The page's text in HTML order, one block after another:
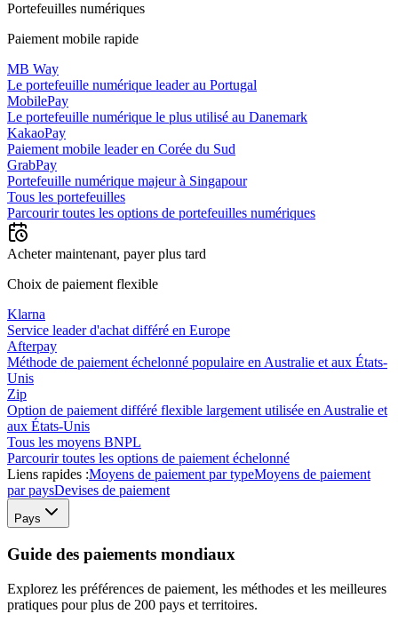
Portefeuilles numériques
Paiement mobile rapide
MB Way
Le portefeuille numérique leader au Portugal
MobilePay
Le portefeuille numérique le plus utilisé au Danemark
KakaoPay
Paiement mobile leader en Corée du Sud
GrabPay
Portefeuille numérique majeur à Singapour
Tous les portefeuilles
Parcourir toutes les options de portefeuilles numériques
Acheter maintenant, payer plus tard
Choix de paiement flexible
Klarna
Service leader d'achat différé en Europe
Afterpay
Méthode de paiement échelonné populaire en Australie et aux États-
Unis
Zip
Option de paiement différé flexible largement utilisée en Australie et
aux États-Unis
Tous les moyens BNPL
Parcourir toutes les options de paiement échelonné
Liens rapides :Moyens de paiement par typeMoyens de paiement
par paysDevises de paiement
Pays
Guide des paiements mondiaux
Explorez les préférences de paiement, les méthodes et les meilleures
pratiques pour plus de 200 pays et territoires.